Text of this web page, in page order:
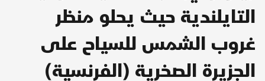
التايلندية حيث يحلو منظر
غروب الشمس للسياح على
الجزيرة الصخرية (الفرنسية)